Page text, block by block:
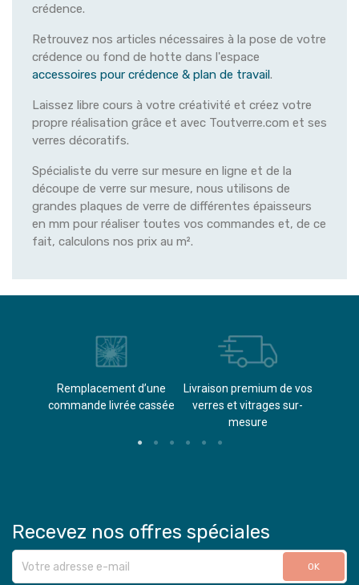
crédence.
Retrouvez nos articles nécessaires à la pose de votre
crédence ou fond de hotte dans l'espace
accessoires pour crédence & plan de travail.
Laissez libre cours à votre créativité et créez votre
propre réalisation grâce et avec Toutverre.com et ses
verres décoratifs.
Spécialiste du verre sur mesure en ligne et de la
découpe de verre sur mesure, nous utilisons de
grandes plaques de verre de différentes épaisseurs
en mm pour réaliser toutes vos commandes et, de ce
fait, calculons nos prix au m².
Remplacement d’une
commande livrée cassée​
Livraison premium de vos
verres et vitrages sur-
mesure
Recevez nos offres spéciales